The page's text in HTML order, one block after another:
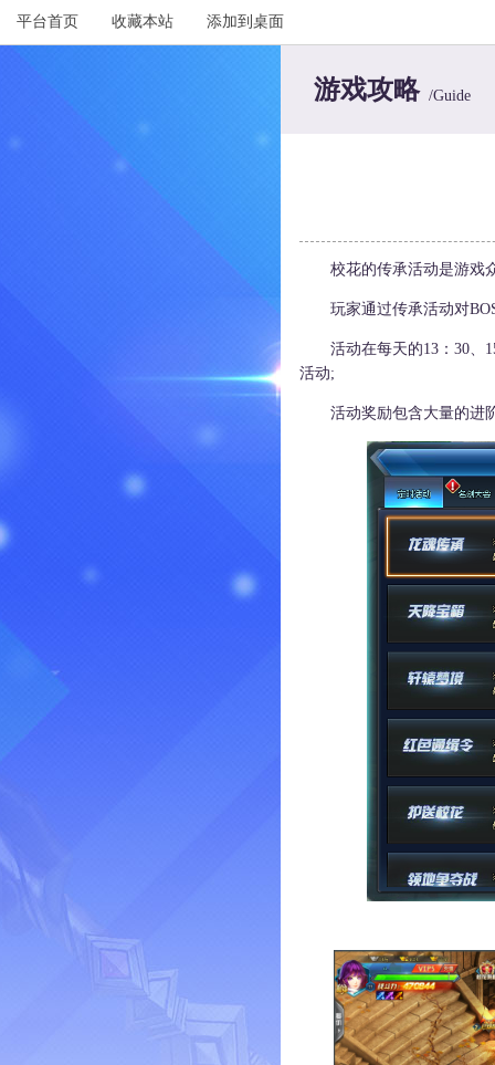
游戏攻略 /Guide
校花的传承活动是游戏众
玩家通过传承活动对
活动在每天的13：30、15
活动;
活动奖励包含大量的进阶
平台首页 收藏本站 添加到桌面